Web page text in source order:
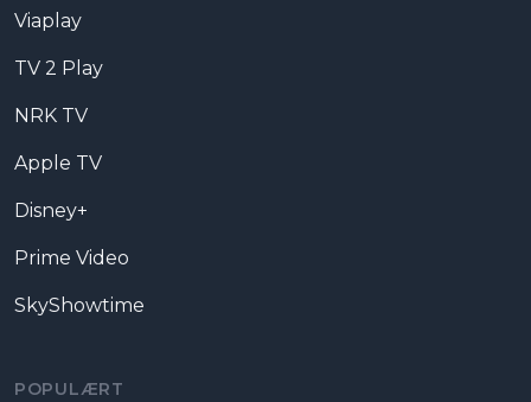
Viaplay
TV 2 Play
NRK TV
Apple TV
Disney+
Prime Video
SkyShowtime
POPULÆRT